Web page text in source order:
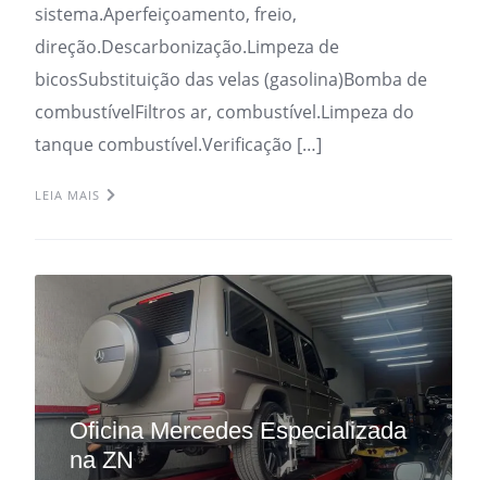
sistema.Aperfeiçoamento, freio,
direção.Descarbonização.Limpeza de
bicosSubstituição das velas (gasolina)Bomba de
combustívelFiltros ar, combustível.Limpeza do
tanque combustível.Verificação […]
LEIA MAIS
Oficina Mercedes Especializada
na ZN